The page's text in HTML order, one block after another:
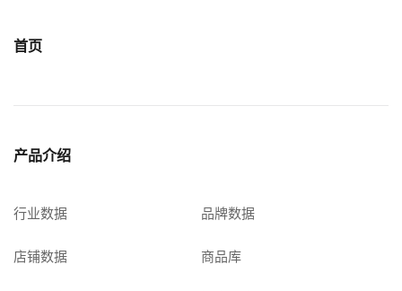
首页
产品介绍
行业数据 品牌数据
店铺数据 商品库